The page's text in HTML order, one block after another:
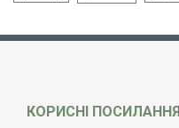
КОРИСНІ ПОСИЛАННЯ